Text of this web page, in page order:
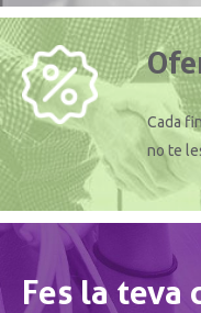
Cada
no te
Fes la teva